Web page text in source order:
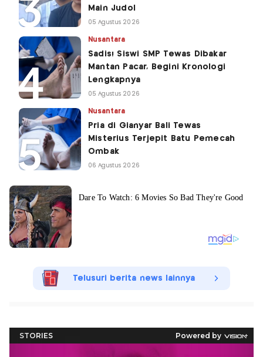
Main Judol
05 Agustus 2026
Nusantara
Sadis! Siswi SMP Tewas Dibakar
Mantan Pacar, Begini Kronologi
Lengkapnya
05 Agustus 2026
Nusantara
Pria di Gianyar Bali Tewas
Misterius Terjepit Batu Pemecah
Ombak
06 Agustus 2026
Telusuri berita news lainnya